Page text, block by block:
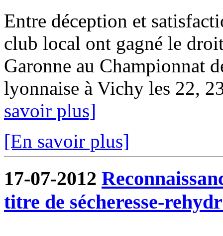
Entre déception et
club local ont gagné le
Garonne au Championnat
lyonnaise à Vichy les 22,
savoir plus]
[En savoir plus]
17-07-2012
titre de sécheresse-